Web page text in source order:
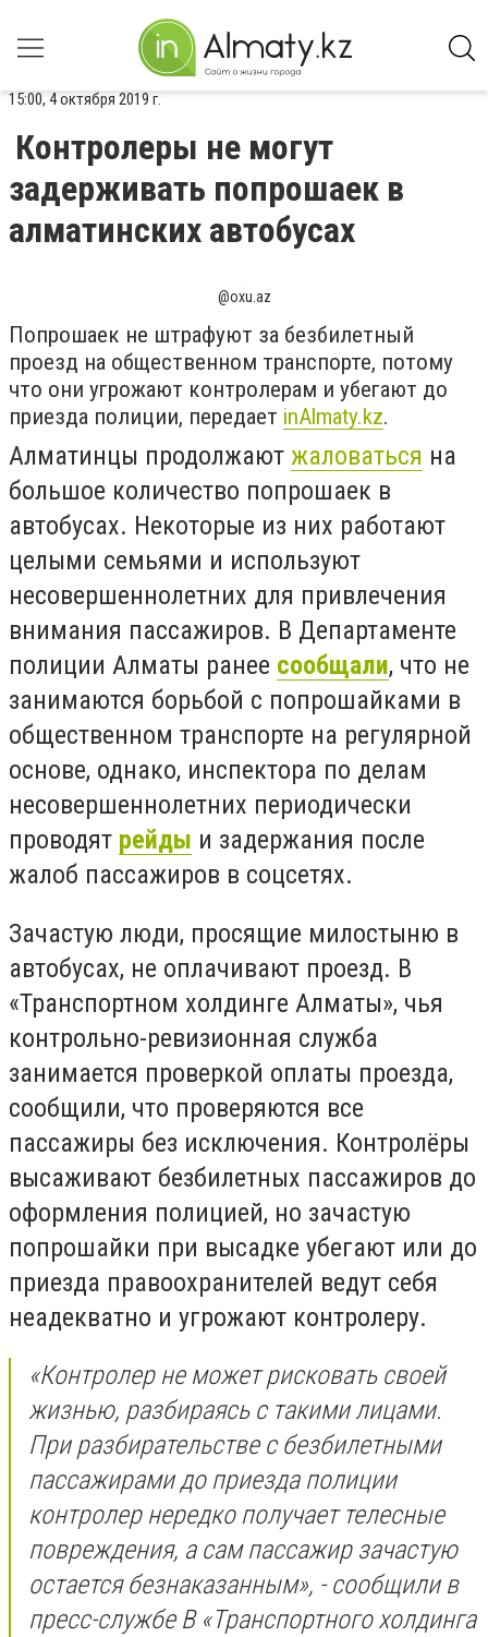
15:00, 4 октября 2019 г.
Контролеры не могут
задерживать попрошаек в
алматинских автобусах
@oxu.az
Попрошаек не штрафуют за безбилетный
проезд на общественном транспорте, потому
что они угрожают контролерам и убегают до
приезда полиции, передает inAlmaty.kz.
Алматинцы продолжают жаловаться на
большое количество попрошаек в
автобусах. Некоторые из них работают
целыми семьями и используют
несовершеннолетних для привлечения
внимания пассажиров. В Департаменте
полиции Алматы ранее сообщали, что не
занимаются борьбой с попрошайками в
общественном транспорте на регулярной
основе, однако, инспектора по делам
несовершеннолетних периодически
проводят рейды и задержания после
жалоб пассажиров в соцсетях.
Зачастую люди, просящие милостыню в
автобусах, не оплачивают проезд. В
«Транспортном холдинге Алматы», чья
контрольно-ревизионная служба
занимается проверкой оплаты проезда,
сообщили, что проверяются все
пассажиры без исключения. Контролёры
высаживают безбилетных пассажиров до
оформления полицией, но зачастую
попрошайки при высадке убегают или до
приезда правоохранителей ведут себя
неадекватно и угрожают контролеру.
«Контролер не может рисковать своей
жизнью, разбираясь с такими лицами.
При разбирательстве с безбилетными
пассажирами до приезда полиции
контролер нередко получает телесные
повреждения, а сам пассажир зачастую
остается безнаказанным», - сообщили в
пресс-службе В «Транспортного холдинга